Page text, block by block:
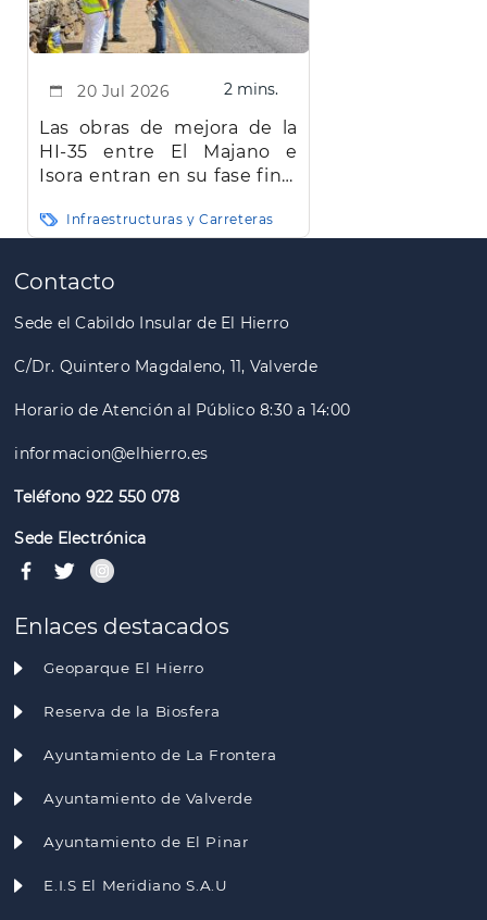
20 Jul 2026 2 mins.
Las obras de mejora de la
HI-35 entre El Majano e
Isora entran en su fase final
Infraestructuras y Carreteras
Paginación
Contacto
Sede el Cabildo Insular de El Hierro
C/Dr. Quintero Magdaleno, 11, Valverde
Horario de Atención al Público 8:30 a 14:00
informacion@elhierro.es
Teléfono 922 550 078
Sede Electrónica
Enlaces destacados
Geoparque El Hierro
Reserva de la Biosfera
Ayuntamiento de La Frontera
Ayuntamiento de Valverde
Ayuntamiento de El Pinar
E.I.S El Meridiano S.A.U